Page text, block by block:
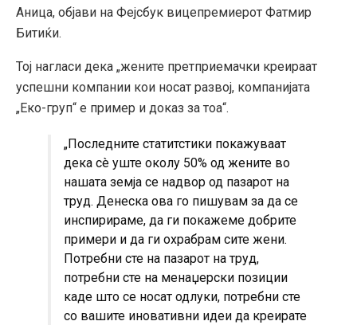
Аница, објави на Фејсбук вицепремиерот Фатмир
Битиќи.
Тој нагласи дека „жените претприемачки креираат
успешни компании кои носат развој, компанијата
„Еко-груп“ е пример и доказ за тоа“.
„Последните статитстики покажуваат
дека сè уште околу 50% од жените во
нашата земја се надвор од пазарот на
труд. Денеска ова го пишувам за да се
инспирираме, да ги покажеме добрите
примери и да ги охрабрам сите жени.
Потребни сте на пазарот на труд,
потребни сте на менаџерски позиции
каде што се носат одлуки, потребни сте
со вашите иновативни идеи да креирате